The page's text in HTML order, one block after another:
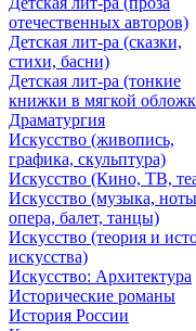
отечественных авторов)
Детская лит-ра (сказки,
стихи, басни)
Детская лит-ра (тонкие
книжки в мягкой
Драматургия
Искусствo (живопись,
графика, скульптура)
Искусствo (Кино, ТВ,
Искусствo (музыка,
опера, балет, танцы)
Искусствo (теория и
искусства)
Искусство: Архитектура
Исторические романы
История России